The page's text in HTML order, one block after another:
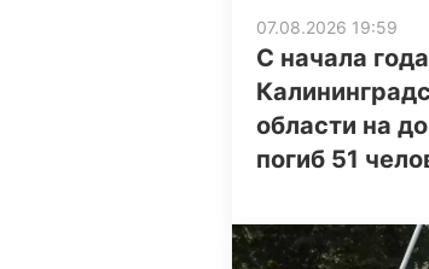
07.08.2026 19:59
С начала
области на
погиб 51